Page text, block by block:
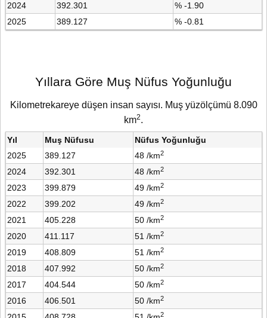
2024
392.301
% -1.90
2025
389.127 % -0.81
Yıllara Göre Muş Nüfus Yoğunluğu
Kilometrekareye düşen insan sayısı. Muş yüzölçümü 8.090
km2.
Yıl Muş Nüfusu
Nüfus Yoğunluğu
2025
389.127 48 /km2
2024 392.301 48 /km2
2023 399.879 49 /km2
2022 399.202 49 /km2
2021 405.228 50 /km2
2020 411.117 51 /km2
2019 408.809 51 /km2
2018 407.992 50 /km2
2017 404.544 50 /km2
2016 406.501 50 /km2
2